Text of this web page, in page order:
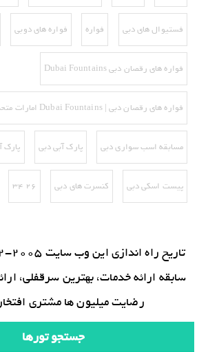
فستیوال های دبی فواره فواره های دوبی
فواره های رقصان دبی Dubai Fountains
فواره های رقصان دبی | Dubai Fountains امارات متحده عربی - دبی
مسابقه اسب سواری دبی پارک آبی دبی
پیست اسکی دبی‌ کنسرت های دبی ۲۶ ۳۴
سابقه ارائه خدمات، بهترین سرقفلی،
رضایت میلیون ها مشتری
جستجو تورها